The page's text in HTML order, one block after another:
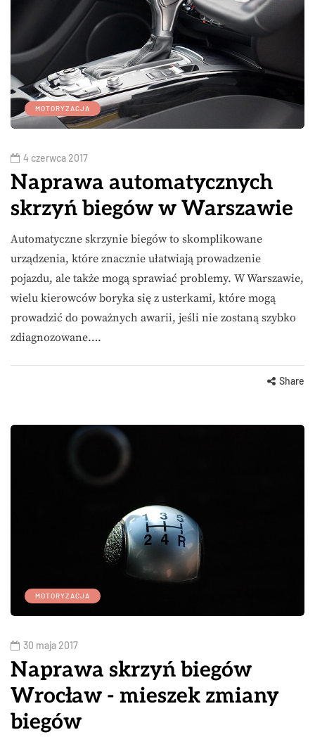
MOTORYZACJA
4 czerwca 2017
Naprawa automatycznych
skrzyń biegów w Warszawie
Automatyczne skrzynie biegów to skomplikowane
urządzenia, które znacznie ułatwiają prowadzenie
pojazdu, ale także mogą sprawiać problemy. W Warszawie,
wielu kierowców boryka się z usterkami, które mogą
prowadzić do poważnych awarii, jeśli nie zostaną szybko
zdiagnozowane….
Share
MOTORYZACJA
30 maja 2017
Naprawa skrzyń biegów
Wrocław - mieszek zmiany
biegów